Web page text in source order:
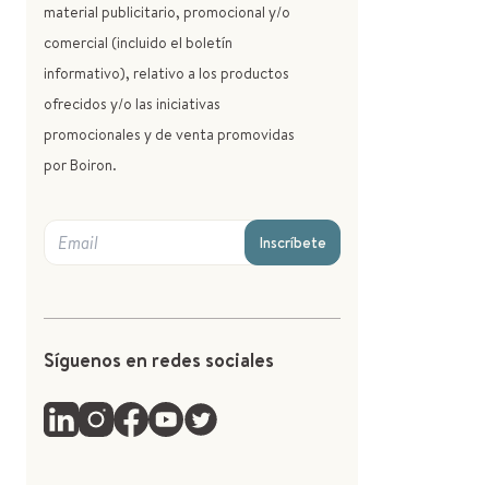
material publicitario, promocional y/o
comercial (incluido el boletín
informativo), relativo a los productos
ofrecidos y/o las iniciativas
promocionales y de venta promovidas
por Boiron.
Inscríbete
Síguenos en redes sociales